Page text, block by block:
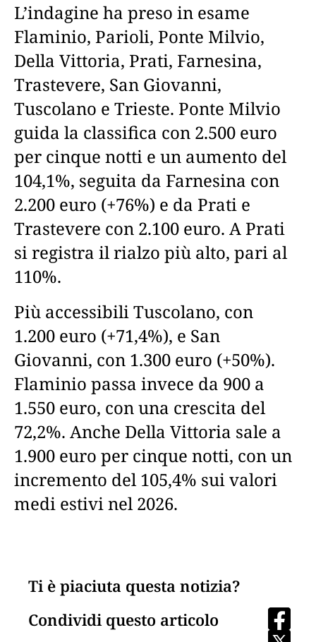
L’indagine ha preso in esame
Flaminio, Parioli, Ponte Milvio,
Della Vittoria, Prati, Farnesina,
Trastevere, San Giovanni,
Tuscolano e Trieste. Ponte Milvio
guida la classifica con 2.500 euro
per cinque notti e un aumento del
104,1%, seguita da Farnesina con
2.200 euro (+76%) e da Prati e
Trastevere con 2.100 euro. A Prati
si registra il rialzo più alto, pari al
110%.
Più accessibili Tuscolano, con
1.200 euro (+71,4%), e San
Giovanni, con 1.300 euro (+50%).
Flaminio passa invece da 900 a
1.550 euro, con una crescita del
72,2%. Anche Della Vittoria sale a
1.900 euro per cinque notti, con un
incremento del 105,4% sui valori
medi estivi nel 2026.
Ti è piaciuta questa notizia?
Condividi questo articolo